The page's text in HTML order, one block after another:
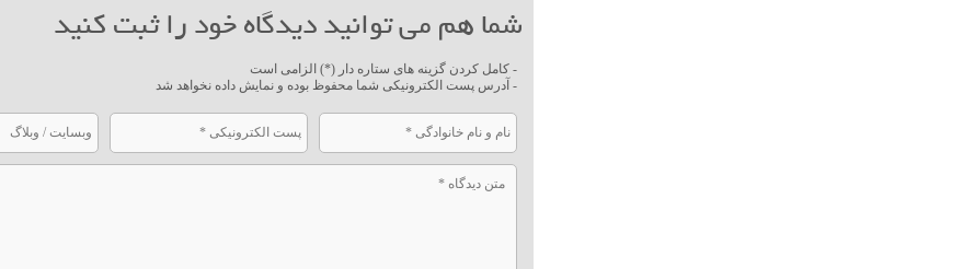
شما هم می توانید دیدگاه خود را ثبت کنید
- کامل کردن گزینه های ستاره دار (*) الزامی است
- آدرس پست الکترونیکی شما محفوظ بوده و نمایش داده نخواهد شد